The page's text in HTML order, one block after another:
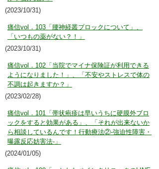
(2023/10/31)
痛信vol．103「腰神経叢ブロックについて」、
「いつもの薬がない？！」
(2023/10/31)
痛信vol．102「当院でマイナ保険証が利用できる
ようになりました！」、「不安やストレスで体の
不調は起きますか？」
(2023/02/28)
痛信vol．101「帯状疱疹は早いうちに硬膜外ブロ
ックをすると効果がある」、「それが出来ないか
ら相談しているんです！行動療法②-強迫性障害・
曝露反応妨害法-」
(2024/01/05)